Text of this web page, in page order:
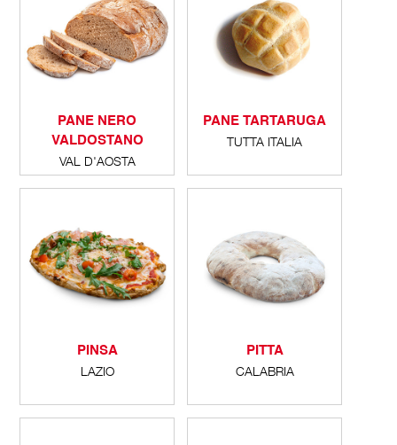
PANE NERO
VALDOSTANO
VAL D'AOSTA
PANE TARTARUGA
TUTTA ITALIA
PINSA
LAZIO
PITTA
CALABRIA